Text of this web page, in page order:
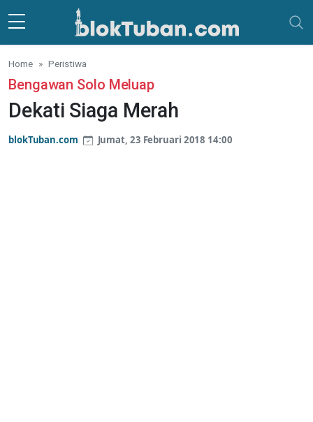
Skip to main content
Home Peristiwa
Bengawan Solo Meluap
Dekati Siaga Merah
blokTuban.com Jumat, 23 Februari 2018 14:00